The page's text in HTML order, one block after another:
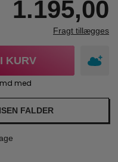
1.195,00
Fragt tillægges
KURV
FALDER